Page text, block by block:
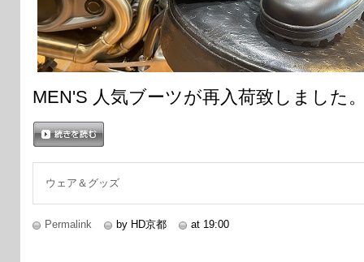
MEN'S 人気ブーツが再入荷致しました
ウェア＆グッズ
Permalink by HD京都 at 19:00